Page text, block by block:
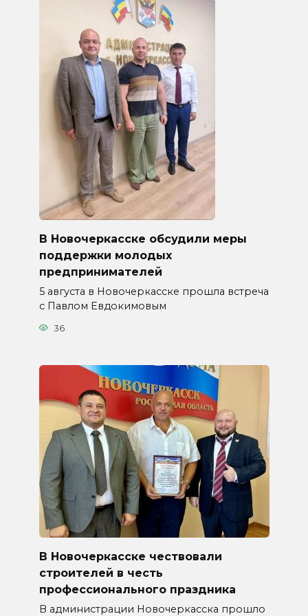
В Новочеркасске обсудили меры
поддержки молодых
предпринимателей
5 августа в Новочеркасске прошла встреча
с Павлом Евдокимовым
36
В Новочеркасске чествовали
строителей в честь
профессионального праздника
В администрации Новочеркасска прошло